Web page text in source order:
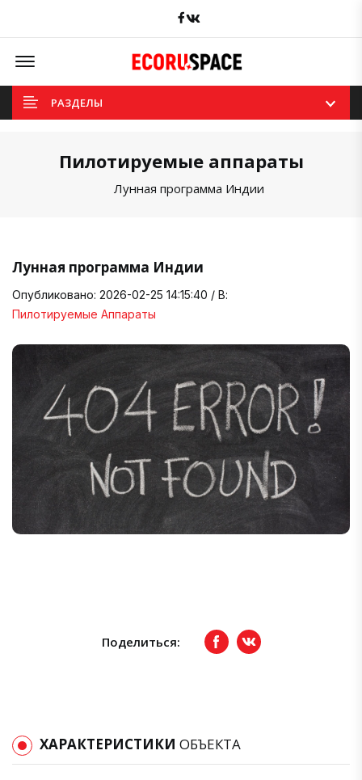
Facebook
Offcanvas Menu Open
РАЗДЕЛЫ
Пилотируемые аппараты
Лунная программа Индии
Лунная программа Индии
Опубликовано: 2026-02-25 14:15:40 / В:
Пилотируемые Аппараты
Поделиться: FacebookвКонтакте
ХАРАКТЕРИСТИКИ ОБЪЕКТА